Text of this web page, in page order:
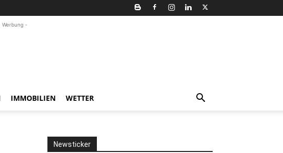
Werbung -
IMMOBILIEN WETTER
Newsticker